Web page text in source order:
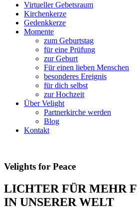
Virtueller Gebetsraum
Kirchenkerze
Gedenkkerze
Momente
zum Geburtstag
für eine Prüfung
zur Geburt
Für einen lieben Menschen
besonderes Ereignis
für dich selbst
zur Hochzeit
Über Velight
Partnerkirche werden
Blog
Kontakt
Velights for Peace
LICHTER FÜR MEHR
IN UNSERER WELT